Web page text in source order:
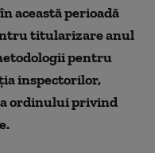
această perioadă
titularizare anul
pentru
inspectorilor,
ordinului privind